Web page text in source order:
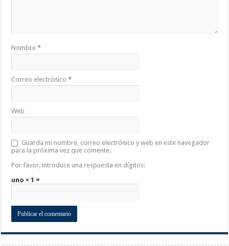
Nombre*
Correo electrónico*
Web
Guarda mi nombre, correo electrónico y web en este navegador
para la próxima vez que comente.
Por favor, introduce una respuesta en dígitos:
uno × 1 =